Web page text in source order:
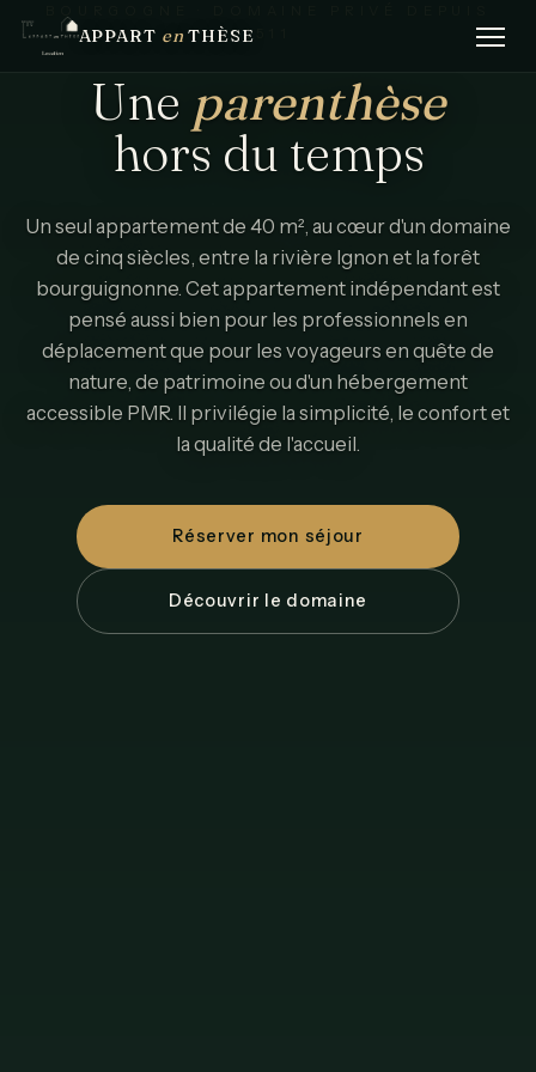
APPART en THÈSE1511
Une parenthèse
hors du temps
Un seul appartement de 40 m², au cœur d'un domaine
de cinq siècles, entre la rivière Ignon et la forêt
bourguignonne. Cet appartement indépendant est
pensé aussi bien pour les professionnels en
déplacement que pour les voyageurs en quête de
nature, de patrimoine ou d'un hébergement
accessible PMR. Il privilégie la simplicité, le confort et
la qualité de l'accueil.
Réserver mon séjour
Découvrir le domaine